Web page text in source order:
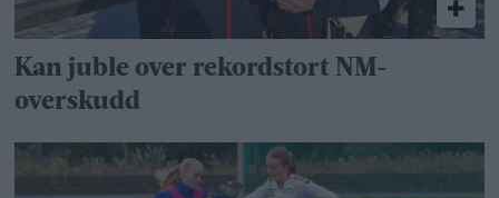
Kan juble over rekordstort NM-
overskudd